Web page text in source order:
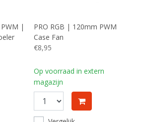
|
PRO RGB | 120mm PWM
Case Fan
€8,95
Op voorraad in extern
magazijn